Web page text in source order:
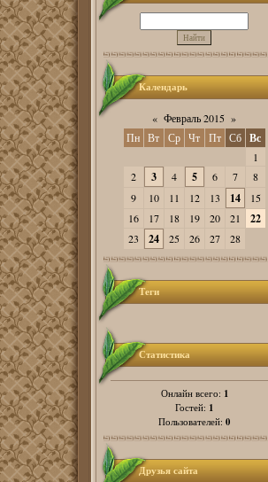
Календарь
« Февраль 2015 »
Пн Вт Ср Чт Пт Сб Вс
1
2
3 4 5 6 7
8
9
10 11 12 13 14
15
16
17 18 19 20 21 22
23 24 25 26 27 28
Теги
Статистика
Онлайн всего: 1
Гостей: 1
Пользователей: 0
Друзья сайта